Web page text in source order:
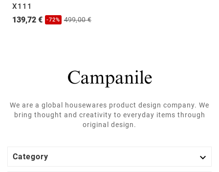
X111
139,72 € -72% 499,00 €
We are a global housewares product design company. We
bring thought and creativity to everyday items through
original design.
Category 